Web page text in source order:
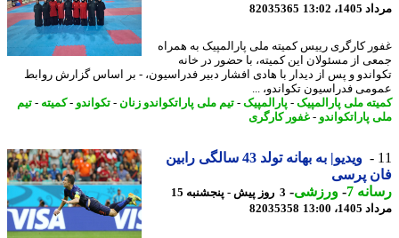
13:02
82035365
کارگری رییس کمیته ملی پارالمپیک به همراه
از مسئولان این کمیته، با حضور در خانه
و پس از دیدار با هادی افشار دبیر فدراسیون، - بر اساس گزارش روابط
فدراسیون تکواندو، ...
ملی پارالمپیک-پارالمپیک-تیم ملی پاراتکواندو زنان -تکواندو-کمیته-تیم
پاراتکواندو-غفور کارگری
ویدیو| به بهانه تولد 43 سالگی رابین
پرسی
7
-ورزشی-
3 روز پیش - پنجشنبه 15
13:00
82035358